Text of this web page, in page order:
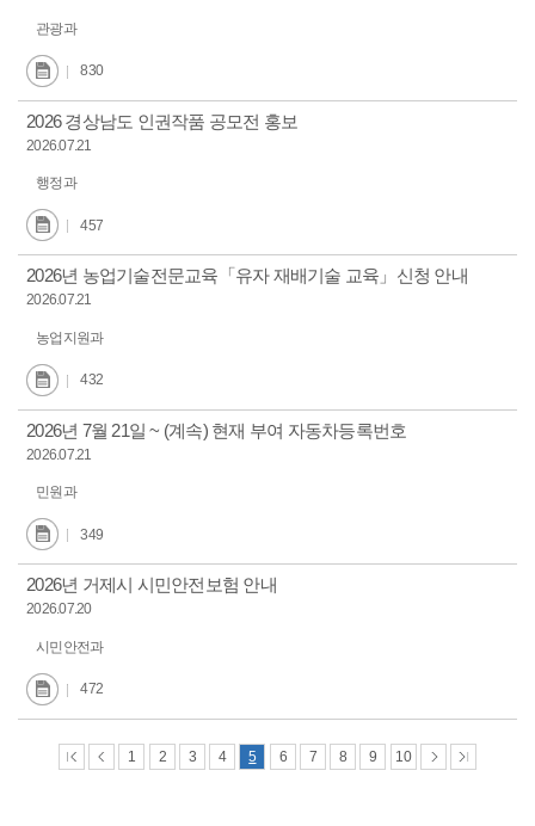
관광과
830
2026 경상남도 인권작품 공모전 홍보
2026.07.21
행정과
457
2026년 농업기술전문교육「유자 재배기술 교육」신청 안내
2026.07.21
농업지원과
432
2026년 7월 21일 ~ (계속) 현재 부여 자동차등록번호
2026.07.21
민원과
349
2026년 거제시 시민안전보험 안내
2026.07.20
시민안전과
472
1 2 3 4 5 6 7 8 9 10